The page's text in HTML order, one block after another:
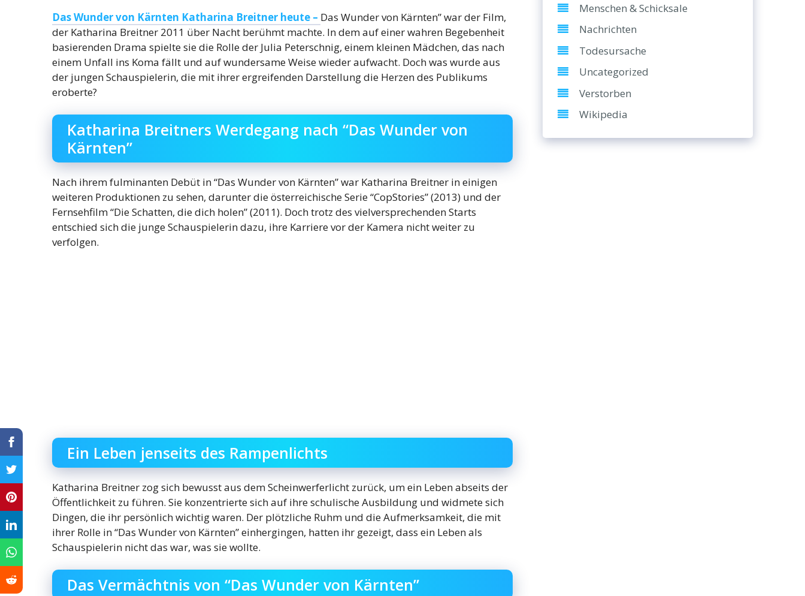
Das Wunder von Kärnten Katharina Breitner heute – Das Wunder von Kärnten” war der Film,
der Katharina Breitner 2011 über Nacht berühmt machte. In dem auf einer wahren Begebenheit
basierenden Drama spielte sie die Rolle der Julia Peterschnig, einem kleinen Mädchen, das nach
einem Unfall ins Koma fällt und auf wundersame Weise wieder aufwacht. Doch was wurde aus
der jungen Schauspielerin, die mit ihrer ergreifenden Darstellung die Herzen des Publikums
eroberte?
Katharina Breitners Werdegang nach “Das Wunder von
Kärnten”
Nach ihrem fulminanten Debüt in “Das Wunder von Kärnten” war Katharina Breitner in einigen
weiteren Produktionen zu sehen, darunter die österreichische Serie “CopStories” (2013) und der
Fernsehfilm “Die Schatten, die dich holen” (2011). Doch trotz des vielversprechenden Starts
entschied sich die junge Schauspielerin dazu, ihre Karriere vor der Kamera nicht weiter zu
verfolgen.
Ein Leben jenseits des Rampenlichts
Katharina Breitner zog sich bewusst aus dem Scheinwerferlicht zurück, um ein Leben abseits der
Öffentlichkeit zu führen. Sie konzentrierte sich auf ihre schulische Ausbildung und widmete sich
Dingen, die ihr persönlich wichtig waren. Der plötzliche Ruhm und die Aufmerksamkeit, die mit
ihrer Rolle in “Das Wunder von Kärnten” einhergingen, hatten ihr gezeigt, dass ein Leben als
Schauspielerin nicht das war, was sie wollte.
Das Vermächtnis von “Das Wunder von Kärnten”
Menschen & Schicksale
Nachrichten
Todesursache
Uncategorized
Verstorben
Wikipedia